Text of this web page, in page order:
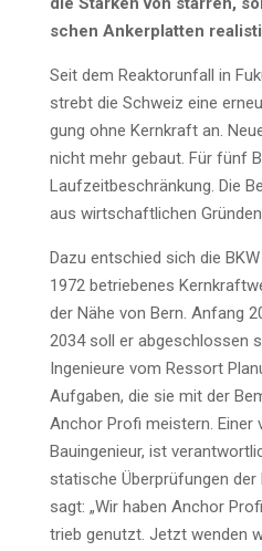
schen Anker­plat­ten
Seit dem Reak­tor­un­fall in
strebt die Schweiz eine
gung ohne Kern­kraft an.
nicht mehr gebaut. Für fünf
Lauf­zeit­be­schrän­kung. Die
aus wirt­schaft­li­chen
Dazu ent­schied sich die
1972 betrie­be­nes
der Nähe von Bern. Anfang
2034 soll er abge­schlos­sen
Inge­nieu­re vom Res­sort
Auf­ga­ben, die sie mit der
Anchor Pro­fi meis­tern. Einer
Bau­in­ge­nieur, ist
sta­ti­sche Über­prü­fun­gen der
sagt: „Wir haben Anchor
trieb genutzt. Jetzt wen­den